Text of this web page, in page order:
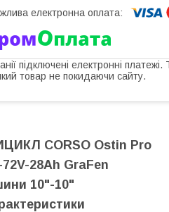
підключені електронні
товар не покидаючи сайту.
CORSO Ostin Pro
72V-28Ah GraFen
10"-10"